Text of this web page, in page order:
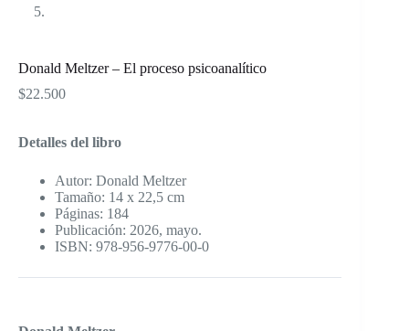
Donald Meltzer – El proceso psicoanalítico
$22.500
Detalles del libro
Autor: Donald Meltzer
Tamaño: 14 x 22,5 cm
Páginas: 184
Publicación: 2026, mayo.
ISBN: 978-956-9776-00-0